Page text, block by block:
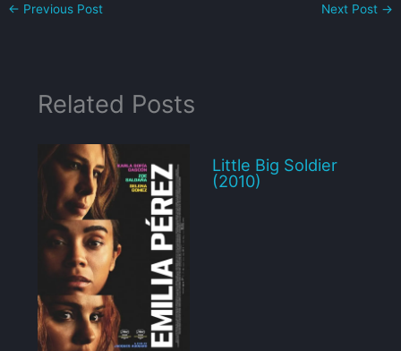
← Previous Post Next Post →
Related Posts
Little Big Soldier
(2010)